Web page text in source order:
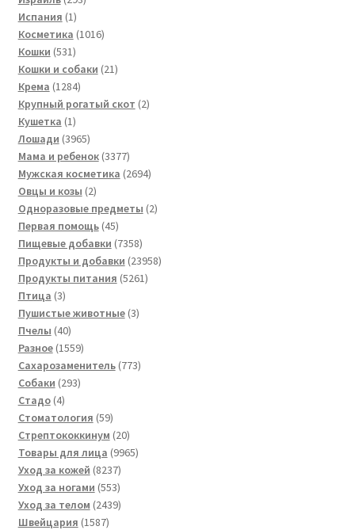
Испания 11
товар
Косметика 10161016
Кошки 531531
товар
Кошки и собаки 2121
Крема 12841284
товара
Крупный рогатый скот 22
Кушетка 11
товар
Лошади 39653965
товаров
Мама и ребенок 33773377
товаров
Мужская косметика 26942694
Овцы и козы 22
товара
Одноразовые предметы 22
Первая помощь 4545
товаров
Пищевые добавки 73587358
товаров
Продукты и добавки 2395823958
Продукты питания 52615261
Птица 33
товара
Пушистые животные 33
Пчелы 4040
товаров
Разное 15591559
товаров
Сахарозаменитель 773773
Собаки 293293
Стадо 44
товара
Стоматология 5959
товаров
Стрептококкинум 2020
товаров
Товары для лица 99659965
Уход за кожей 82378237
товаров
Уход за ногами 553553
товара
Уход за телом 24392439
Швейцария 15871587